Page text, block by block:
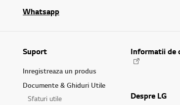
Whatsapp
Suport
Inregistreaza un produs
Documente & Ghiduri Utile
Sfaturi utile
Informatii de
Despre LG